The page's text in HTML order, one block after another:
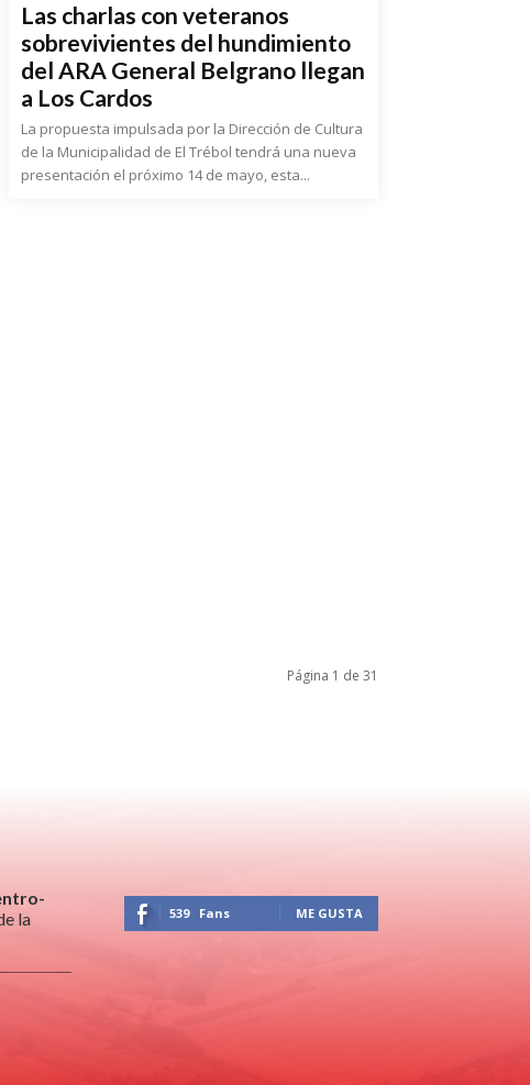
Las charlas con veteranos
sobrevivientes del hundimiento
del ARA General Belgrano llegan
a Los Cardos
La propuesta impulsada por la Dirección de Cultura
de la Municipalidad de El Trébol tendrá una nueva
presentación el próximo 14 de mayo, esta...
Página 1 de 31
la
539 Fans ME GUSTA